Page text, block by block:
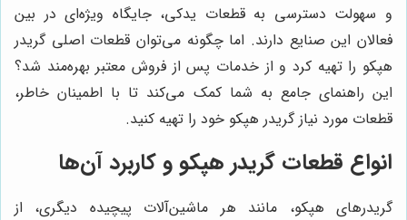
و سهولت دسترسی به قطعات یدکی، جایگاه ویژه‌ای در بین
فعالان این صنایع دارند. اما چگونه می‌توان قطعات اصلی گریدر
هپکو را تهیه کرد و از خدمات پس از فروش معتبر بهره‌مند شد؟
این راهنمای جامع به شما کمک می‌کند تا با اطمینان خاطر،
قطعات مورد نیاز گریدر هپکو خود را تهیه کنید.
انواع قطعات گریدر هپکو و کاربرد آن‌ها
گریدرهای هپکو، مانند هر ماشین‌آلات پیچیده دیگری، از